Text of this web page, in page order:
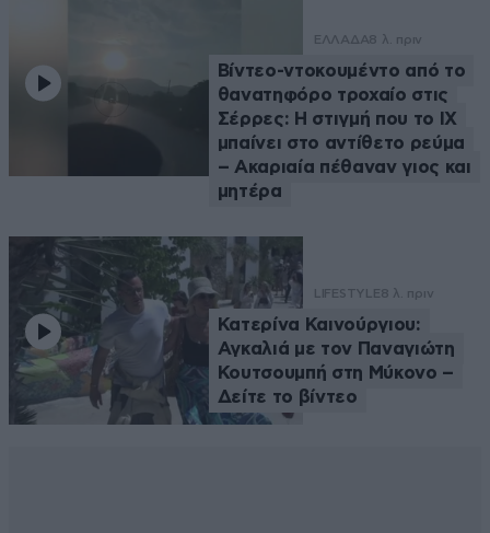
ΕΛΛΑΔΑ8 λ. πριν
Βίντεο-ντοκουμέντο από το
θανατηφόρο τροχαίο στις
Σέρρες: Η στιγμή που το ΙΧ
μπαίνει στο αντίθετο ρεύμα
– Ακαριαία πέθαναν γιος και
μητέρα
LIFESTYLE8 λ. πριν
Κατερίνα Καινούργιου:
Αγκαλιά με τον Παναγιώτη
Κουτσουμπή στη Μύκονο –
Δείτε το βίντεο